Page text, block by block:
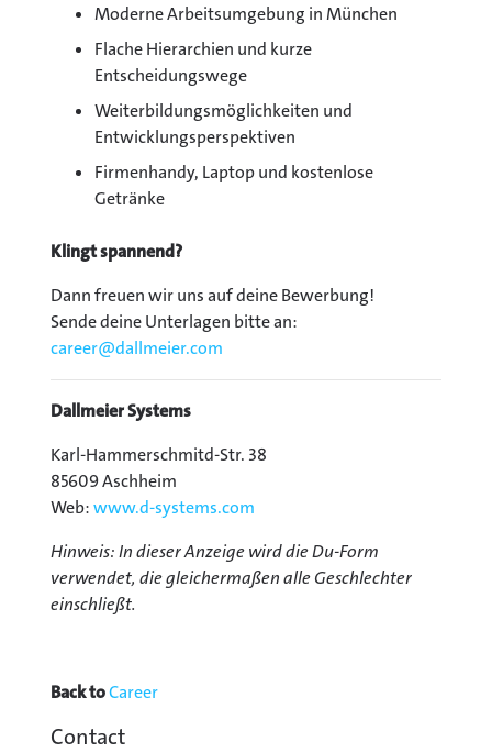
Moderne Arbeitsumgebung in München
Flache Hierarchien und kurze
Entscheidungswege
Weiterbildungsmöglichkeiten und
Entwicklungsperspektiven
Firmenhandy, Laptop und kostenlose
Getränke
Klingt spannend?
Dann freuen wir uns auf deine Bewerbung!
Sende deine Unterlagen bitte an:
career@dallmeier.com
Dallmeier Systems
Karl-Hammerschmitd-Str. 38
85609 Aschheim
Web:www.d-systems.com
Hinweis: In dieser Anzeige wird die Du-Form
verwendet, die gleichermaßen alle Geschlechter
einschließt.
Back toCareer
Contact